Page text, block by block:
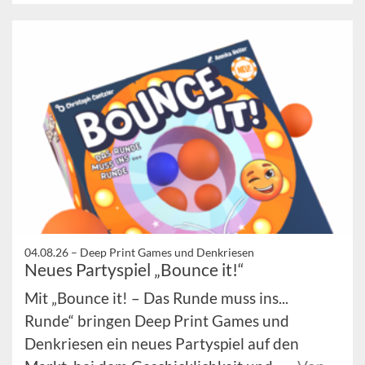
04.08.26 – Deep Print Games und Denkriesen
Neues Partyspiel „Bounce it!“
Mit „Bounce it! – Das Runde muss ins...
Runde“ bringen Deep Print Games und
Denkriesen ein neues Partyspiel auf den